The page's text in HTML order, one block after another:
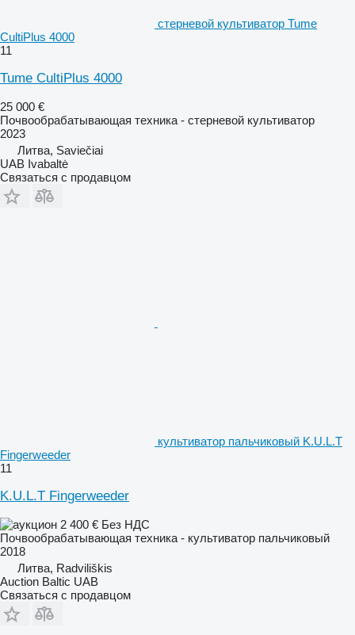
стерневой культиватор Tume
CultiPlus 4000
11
Tume CultiPlus 4000
25 000 €
Почвообрабатывающая техника - стерневой культиватор
2023
Литва, Saviečiai
UAB Ivabaltė
Связаться с продавцом
культиватор пальчиковый K.U.L.T
Fingerweeder
11
K.U.L.T Fingerweeder
2 400 € Без НДС
Почвообрабатывающая техника - культиватор пальчиковый
2018
Литва, Radviliškis
Auction Baltic UAB
Связаться с продавцом